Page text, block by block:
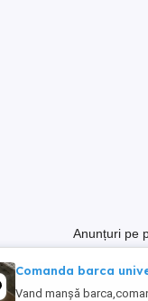
Anunțuri pe
Comanda barca
Vand manșă